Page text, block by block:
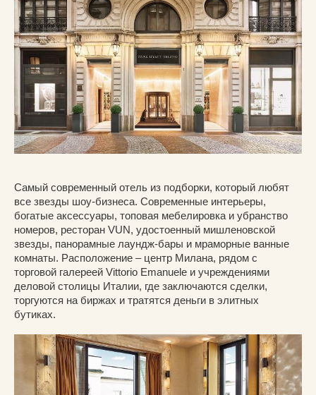
Самый современный отель из подборки, который любят
все звезды шоу-бизнеса. Современные интерьеры,
богатые аксессуары, топовая мебелировка и убранство
номеров, ресторан VUN, удостоенный мишленовской
звезды, панорамные лаундж-бары и мраморные ванные
комнаты. Расположение – центр Милана, рядом с
торговой галереей Vittorio Emanuele и учреждениями
деловой столицы Италии, где заключаются сделки,
торгуются на биржах и тратятся деньги в элитных
бутиках.